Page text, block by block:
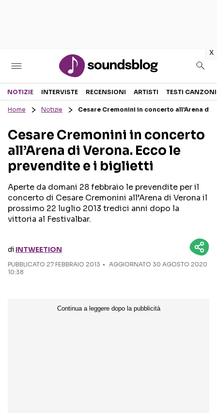
x
Sezioni
RECENSIONI MUSICALI
INTERVISTE
GOSSIP E CURIOSITÀ
TESTI CANZONI
TOUR ED EVENTI
TALENT SHOW
NOTIZIE INTERVISTE RECENSIONI ARTISTI TESTI CANZONI
Home Notizie Cesare Cremonini in concerto all’Arena di
Cesare Cremonini in concerto
all’Arena di Verona. Ecco le
prevendite e i biglietti
Aperte da domani 28 febbraio le prevendite per il
concerto di Cesare Cremonini all’Arena di Verona il
prossimo 22 luglio 2013 tredici anni dopo la
vittoria al Festivalbar.
di INTWEETION
PUBBLICATO 27 FEBBRAIO 2013
AGGIORNATO 30 AGOSTO 2020
10:38